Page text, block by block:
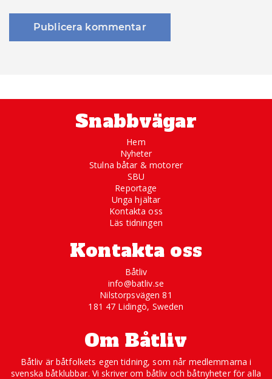
Snabbvägar
Hem
Nyheter
Stulna båtar & motorer
SBU
Reportage
Unga hjältar
Kontakta oss
Läs tidningen
Kontakta oss
Båtliv
info@batliv.se
Nilstorpsvägen 81
181 47 Lidingö, Sweden
Om Båtliv
Båtliv är båtfolkets egen tidning, som når medlemmarna i
svenska båtklubbar. Vi skriver om båtliv och båtnyheter för alla